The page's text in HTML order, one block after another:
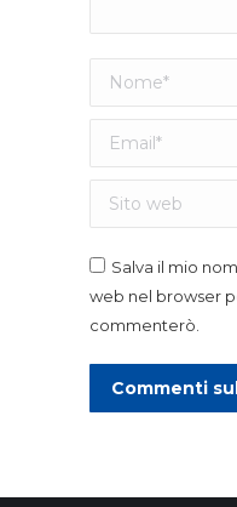
Nome *
Email *
Sito web
Salva il mio
web nel browser
commenterò.
Commenti